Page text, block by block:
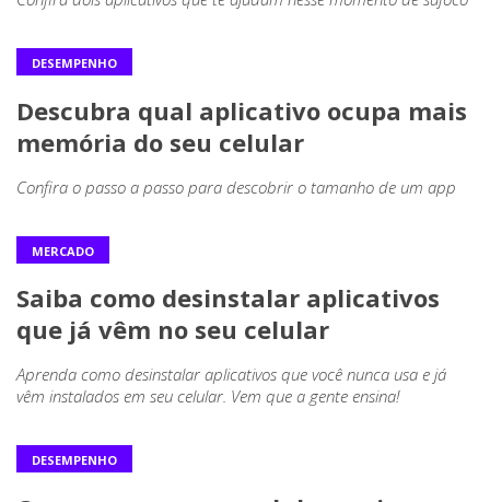
DESEMPENHO
Descubra qual aplicativo ocupa mais
memória do seu celular
Confira o passo a passo para descobrir o tamanho de um app
MERCADO
Saiba como desinstalar aplicativos
que já vêm no seu celular
Aprenda como desinstalar aplicativos que você nunca usa e já
vêm instalados em seu celular. Vem que a gente ensina!
DESEMPENHO